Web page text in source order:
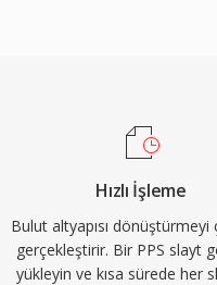
Hızlı İşleme
Bulut altyapısı dönüştürmeyi
gerçekleştirir. Bir PPS slayt
yükleyin ve kısa sürede her